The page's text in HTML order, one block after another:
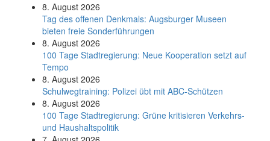
8. August 2026
Tag des offenen Denkmals: Augsburger Museen
bieten freie Sonderführungen
8. August 2026
100 Tage Stadtregierung: Neue Kooperation setzt auf
Tempo
8. August 2026
Schul­weg­trai­ning: Poli­zei übt mit ABC-Schüt­zen
8. August 2026
100 Tage Stadtregierung: Grüne kritisieren Verkehrs-
und Haushaltspolitik